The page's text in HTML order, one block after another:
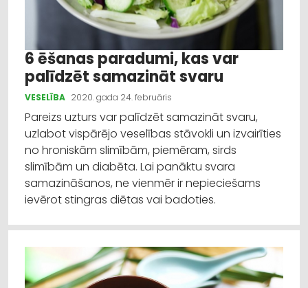
6 ēšanas paradumi, kas var
palīdzēt samazināt svaru
VESELĪBA 2020. gada 24. februāris
Pareizs uzturs var palīdzēt samazināt svaru,
uzlabot vispārējo veselības stāvokli un izvairīties
no hroniskām slimībām, piemēram, sirds
slimībām un diabēta. Lai panāktu svara
samazināšanos, ne vienmēr ir nepieciešams
ievērot stingras diētas vai badoties.